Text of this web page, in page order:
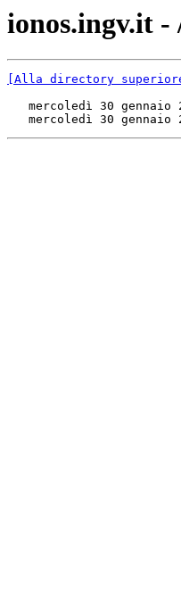
ionos.ingv.it -
[Alla directory
mercoledì 30 gennaio
mercoledì 30 gennaio